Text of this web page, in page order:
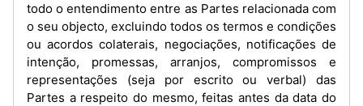
todo o entendimento entre as Partes relacionada com
o seu objecto, excluindo todos os termos e condições
ou acordos colaterais, negociações, notificações de
intenção, promessas, arranjos, compromissos e
representações (seja por escrito ou verbal) das
Partes a respeito do mesmo, feitas antes da data do